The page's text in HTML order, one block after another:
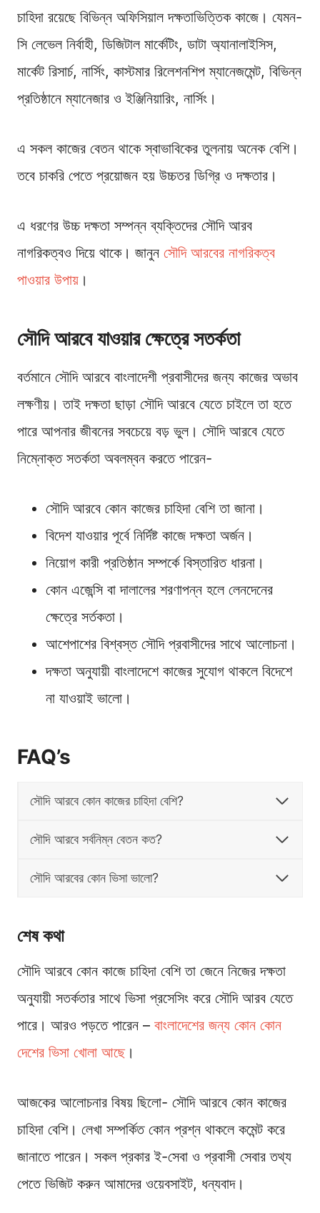
চাহিদা রয়েছে বিভিন্ন অফিসিয়াল দক্ষতাভিত্তিক কাজে। যেমন-
সি লেভেল নির্বাহী, ডিজিটাল মার্কেটিং, ডাটা অ্যানালাইসিস,
মার্কেট রিসার্চ, নার্সিং, কাস্টমার রিলেশনশিপ ম্যানেজমেন্ট, বিভিন্ন
প্রতিষ্ঠানে ম্যানেজার ও ইঞ্জিনিয়ারিং, নার্সিং।
এ সকল কাজের বেতন থাকে স্বাভাবিকের তুলনায় অনেক বেশি।
তবে চাকরি পেতে প্রয়োজন হয় উচ্চতর ডিগ্রি ও দক্ষতার।
এ ধরণের উচ্চ দক্ষতা সম্পন্ন ব্যক্তিদের সৌদি আরব
নাগরিকত্বও দিয়ে থাকে। জানুন সৌদি আরবের নাগরিকত্ব
পাওয়ার উপায় ।
সৌদি আরবে যাওয়ার ক্ষেত্রে সতর্কতা
বর্তমানে সৌদি আরবে বাংলাদেশী প্রবাসীদের জন্য কাজের অভাব
লক্ষণীয়। তাই দক্ষতা ছাড়া সৌদি আরবে যেতে চাইলে তা হতে
পারে আপনার জীবনের সবচেয়ে বড় ভুল। সৌদি আরবে যেতে
নিম্নোক্ত সতর্কতা অবলম্বন করতে পারেন-
সৌদি আরবে কোন কাজের চাহিদা বেশি তা জানা।
বিদেশ যাওয়ার পূর্বে নির্দিষ্ট কাজে দক্ষতা অর্জন।
নিয়োগ কারী প্রতিষ্ঠান সম্পর্কে বিস্তারিত ধারনা।
কোন এজেন্সি বা দালালের শরণাপন্ন হলে লেনদেনের
ক্ষেত্রে সর্তকতা।
আশেপাশের বিশ্বস্ত সৌদি প্রবাসীদের সাথে আলোচনা।
দক্ষতা অনুযায়ী বাংলাদেশে কাজের সুযোগ থাকলে বিদেশে
না যাওয়াই ভালো।
FAQ’s
সৌদি আরবে কোন কাজের চাহিদা বেশি?
সৌদি আরবে সর্বনিম্ন বেতন কত?
সৌদি আরবের কোন ভিসা ভালো?
শেষ কথা
সৌদি আরবে কোন কাজে চাহিদা বেশি তা জেনে নিজের দক্ষতা
অনুযায়ী সতর্কতার সাথে ভিসা প্রসেসিং করে সৌদি আরব যেতে
পারে। আরও পড়তে পারেন – বাংলাদেশের জন্য কোন কোন
দেশের ভিসা খোলা আছে।
আজকের আলোচনার বিষয় ছিলো- সৌদি আরবে কোন কাজের
চাহিদা বেশি। লেখা সম্পর্কিত কোন প্রশ্ন থাকলে কমেন্ট করে
জানাতে পারেন। সকল প্রকার ই-সেবা ও প্রবাসী সেবার তথ্য
পেতে ভিজিট করুন আমাদের ওয়েবসাইট, ধন্যবাদ।